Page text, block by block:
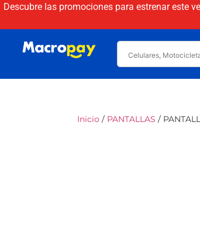
Descubre las promociones para estrenar este
Inicio / PANTALLAS /